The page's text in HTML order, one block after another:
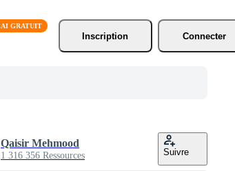
Inscription
Connecter
Qaisir Mehmood
1 316 356 Ressources Suivre